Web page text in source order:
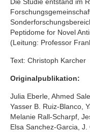
Peptidome for Novel
(Leitung: Professor
Text: Christoph Karcher
Originalpublikation:
Julia Eberle, Ahmed
Yasser B. Ruiz-Blanco,
Melanie Rall-Scharpf,
Elsa Sanchez-Garcia,